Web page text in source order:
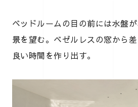
ベッドルームの目の前には水盤
景を望む。ベゼルレスの窓から
良い時間を作り出す。